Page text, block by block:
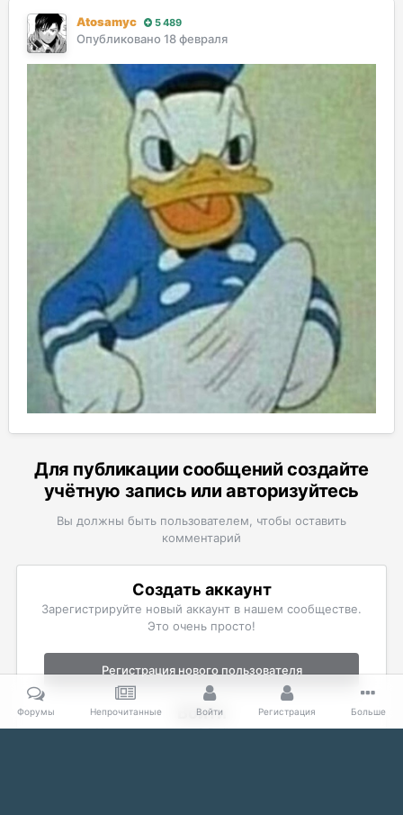
Atosamyc 5 489
Опубликовано 18 февраля
Для публикации сообщений создайте
учётную запись или авторизуйтесь
Вы должны быть пользователем, чтобы оставить
комментарий
Создать аккаунт
Зарегистрируйте новый аккаунт в нашем сообществе.
Это очень просто!
Регистрация нового пользователя
Войти
Уже есть аккаунт? Войти в систему.
Форумы Непрочитанные Войти Регистрация Больше